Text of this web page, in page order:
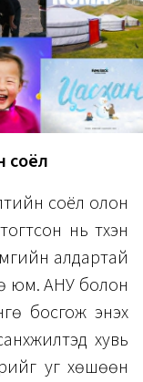
соёл
соёл олон
нь түүхэн
алдартай
юм. АНУ болон
босгож энэхүү
хувь
уг хөшөөн